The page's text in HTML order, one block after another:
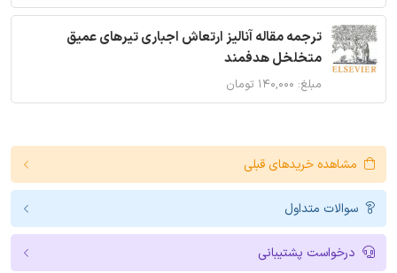
ترجمه مقاله آنالیز ارتعاش اجباری تیرهای عمیق
متخلخل هدفمند
مبلغ: ۱۴۰,۰۰۰ تومان
مشاهده خریدهای قبلی
سوالات متداول
درخواست پشتیبانی